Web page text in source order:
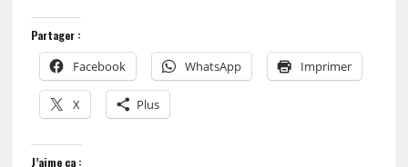
Partager :
Facebook WhatsApp Imprimer
X Plus
J’aime ça :